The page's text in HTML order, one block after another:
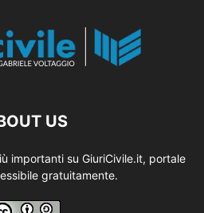
US
importanti su GiuriCivile.it, portale
gratuitamente.